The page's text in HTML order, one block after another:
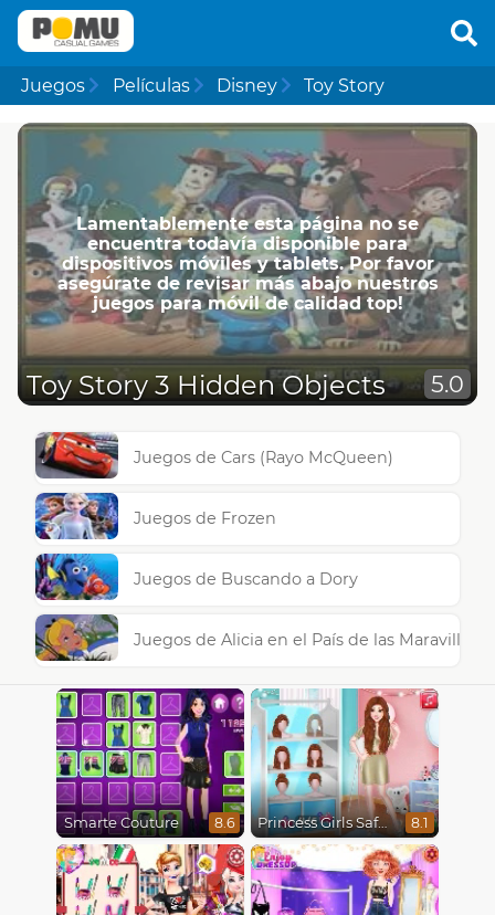
Juegos Películas Disney Toy Story
Lamentablemente esta página no se
encuentra todavía disponible para
dispositivos móviles y tablets. Por favor
asegúrate de revisar más abajo nuestros
juegos para móvil de calidad top!
Toy Story 3 Hidden Objects 5.0
Juegos de Cars (Rayo McQueen)
Juegos de Frozen
Juegos de Buscando a Dory
Juegos de Alicia en el País de las Maravillas
Smarte Couture 8.6 Princess Girls Safari Trip 8.1